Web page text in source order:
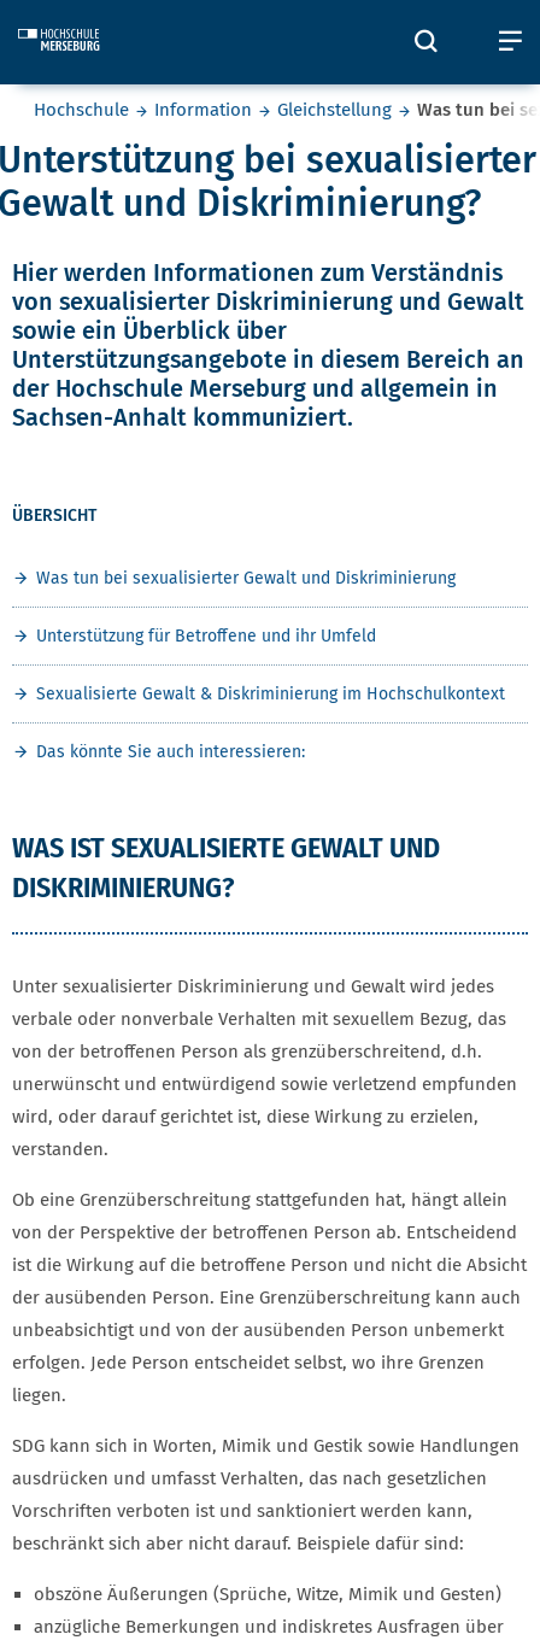
Öffnet
Sie befinden sich hier:
Hochschule Information Gleichstellung Was tun bei
Was tun bei sexualisierter
bei sexualisierter
und Diskriminierung?
Hier werden Informationen zum Verständnis
von sexualisierter Diskriminierung und Gewalt
sowie ein Überblick über
Unterstützungsangebote in diesem Bereich an
der Hochschule Merseburg und allgemein in
Sachsen-Anhalt kommuniziert.
ÜBERSICHT
Was tun bei sexualisierter Gewalt und Diskriminierung
Unterstützung für Betroffene und ihr Umfeld
Sexualisierte Gewalt & Diskriminierung im Hochschulkontext
Das könnte Sie auch interessieren:
WAS IST SEXUALISIERTE GEWALT UND
DISKRIMINIERUNG?
Unter sexualisierter Diskriminierung und Gewalt wird jedes
verbale oder nonverbale Verhalten mit sexuellem Bezug, das
von der betroffenen Person als grenzüberschreitend, d.h.
unerwünscht und entwürdigend sowie verletzend empfunden
wird, oder darauf gerichtet ist, diese Wirkung zu erzielen,
verstanden.
Ob eine Grenzüberschreitung stattgefunden hat, hängt allein
von der Perspektive der betroffenen Person ab. Entscheidend
ist die Wirkung auf die betroffene Person und nicht die Absicht
der ausübenden Person. Eine Grenzüberschreitung kann auch
unbeabsichtigt und von der ausübenden Person unbemerkt
erfolgen. Jede Person entscheidet selbst, wo ihre Grenzen
liegen.
SDG kann sich in Worten, Mimik und Gestik sowie Handlungen
ausdrücken und umfasst Verhalten, das nach gesetzlichen
Vorschriften verboten ist und sanktioniert werden kann,
beschränkt sich aber nicht darauf. Beispiele dafür sind:
obszöne Äußerungen (Sprüche, Witze, Mimik und Gesten)
anzügliche Bemerkungen und indiskretes Ausfragen über